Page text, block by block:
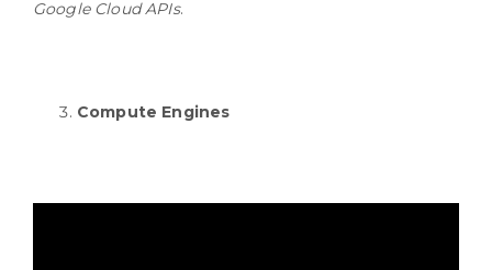
Google Cloud APIs.
Compute Engines